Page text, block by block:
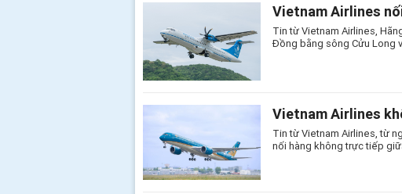
Vietnam Airlines
Tin từ Vietnam Airlines,
Đồng bằng sông Cửu Long
Vietnam Airlines
Tin từ Vietnam Airlines, từ
nối hàng không trực tiếp